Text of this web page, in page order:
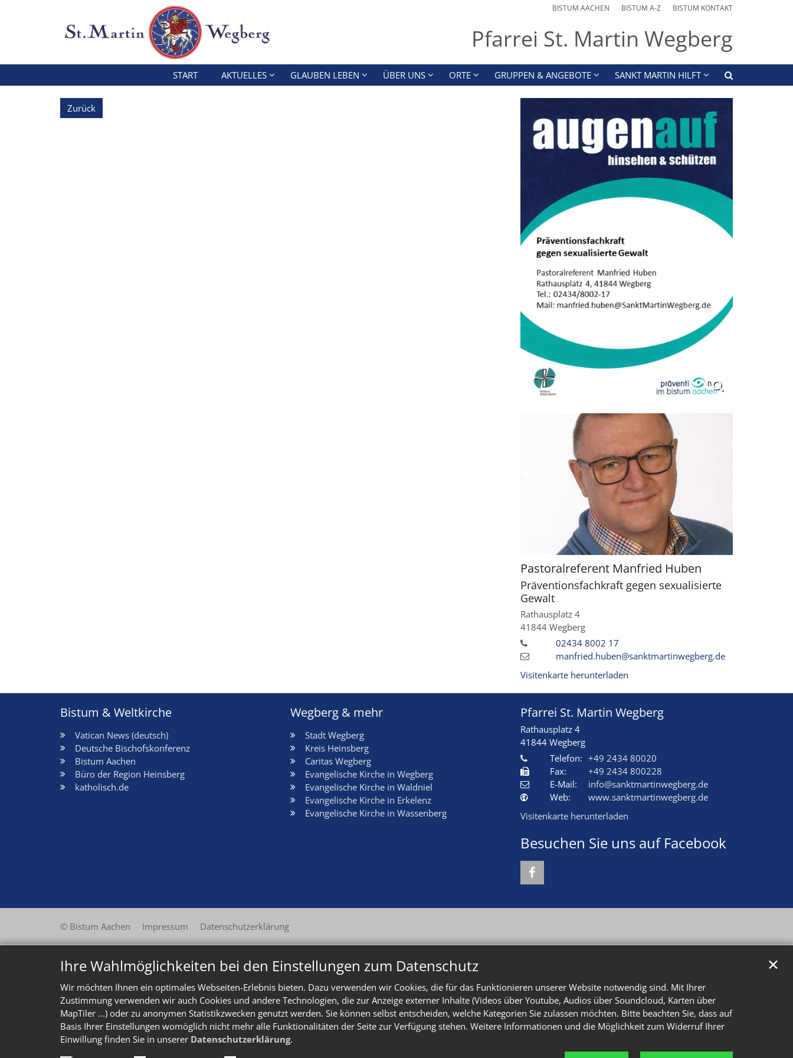
Ihre Wahlmöglichkeiten bei den Einstellungen zum Datenschutz
Wir möchten Ihnen ein optimales Webseiten-Erlebnis bieten. Dazu verwenden wir Cookies, die für das Funktionieren unserer Website notwendig sind. Mit Ihrer
Zustimmung verwenden wir auch Cookies und andere Technologien, die zur Anzeige externer Inhalte (Videos über Youtube, Audios über Soundcloud, Karten über
MapTiler ...) oder zu anonymen Statistikzwecken genutzt werden. Sie können selbst entscheiden, welche Kategorien Sie zulassen möchten. Bitte beachten Sie, dass auf
Basis Ihrer Einstellungen womöglich nicht mehr alle Funktionalitäten der Seite zur Verfügung stehen. Weitere Informationen und die Möglichkeit zum Widerruf Ihrer
Einwillung finden Sie in unserer Datenschutzerklärung.
✕
BISTUM AACHEN BISTUM A-Z BISTUM KONTAKT
Pfarrei St. Martin Wegberg
START AKTUELLES GLAUBEN LEBEN ÜBER UNS ORTE GRUPPEN & ANGEBOTE SANKT MARTIN HILFT
Zurück
Pastoralreferent Manfried Huben
Präventionsfachkraft gegen sexualisierte
Gewalt
Rathausplatz 4
41844 Wegberg
02434 8002 17
manfried.huben@sanktmartinwegberg.de
Visitenkarte herunterladen
Bistum & Weltkirche
Vatican News (deutsch)
Deutsche Bischofskonferenz
Bistum Aachen
Büro der Region Heinsberg
katholisch.de
Wegberg & mehr
Stadt Wegberg
Kreis Heinsberg
Caritas Wegberg
Evangelische Kirche in Wegberg
Evangelische Kirche in Waldniel
Evangelische Kirche in Erkelenz
Evangelische Kirche in Wassenberg
Pfarrei St. Martin Wegberg
Rathausplatz 4
41844 Wegberg
Telefon: +49 2434 80020
Fax:
+49 2434 800228
E-Mail:
info@sanktmartinwegberg.de
Web:
www.sanktmartinwegberg.de
Visitenkarte herunterladen
Besuchen Sie uns auf Facebook
© Bistum Aachen Impressum Datenschutzerklärung